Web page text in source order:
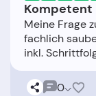
Kompetent
Meine Frage
fachlich
0